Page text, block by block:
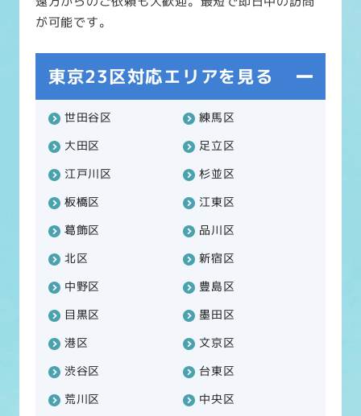
が可能です。
東京23区対応エリアを見る
世田谷区
練馬区
大田区
足立区
江戸川区
杉並区
板橋区
江東区
葛飾区
品川区
北区
新宿区
中野区
豊島区
目黒区
墨田区
港区
文京区
渋谷区
台東区
荒川区
中央区